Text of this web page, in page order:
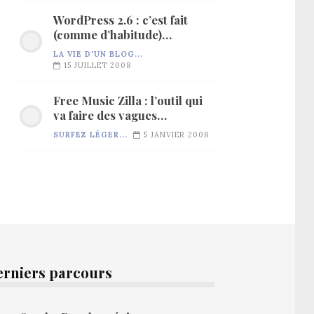
WordPress 2.6 : c’est fait
(comme d’habitude)…
LA VIE D'UN BLOG...
15 JUILLET 2008
Free Music Zilla : l’outil qui
va faire des vagues…
SURFEZ LÉGER... 5 JANVIER 2008
parcours